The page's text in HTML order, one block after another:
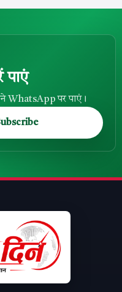
पाएं
WhatsApp पर पाएं।